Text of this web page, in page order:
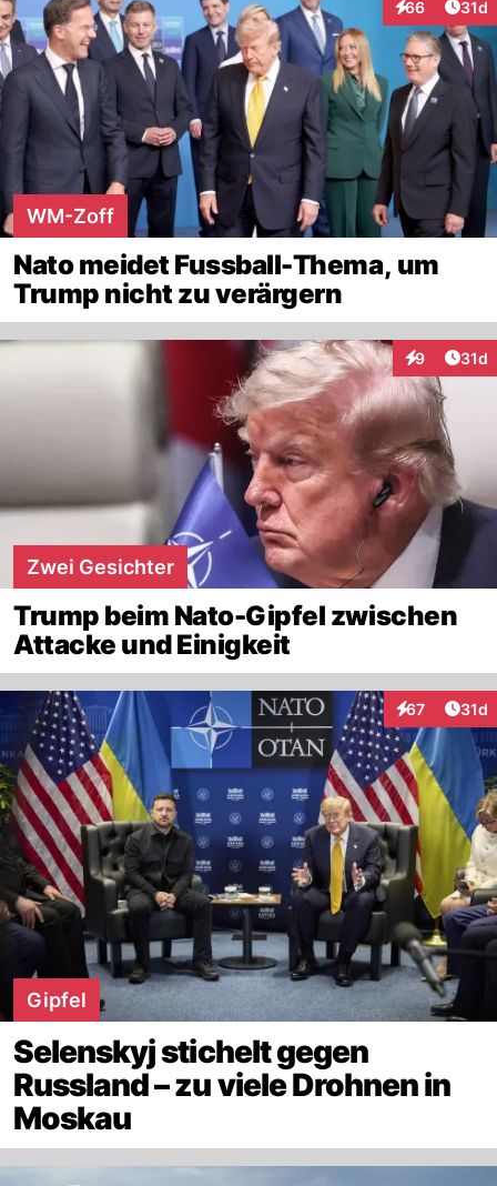
66
Interaktionen
31d
WM-Zoff
Nato meidet Fussball-Thema, um
Trump nicht zu verärgern
9
Interaktionen
31d
Zwei Gesichter
Trump beim Nato-Gipfel zwischen
Attacke und Einigkeit
67
Interaktionen
31d
Gipfel
Selenskyj stichelt gegen
Russland – zu viele Drohnen in
Moskau